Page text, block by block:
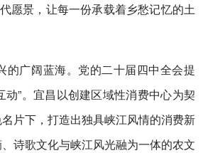
愿景，让每一份承载着乡愁记忆的土
广阔蓝海。党的二十届四中全会提
”。宜昌以创建区域性消费中心为契
片下，打造出独具峡江风情的消费新
诗歌文化与峡江风光融为一体的农文